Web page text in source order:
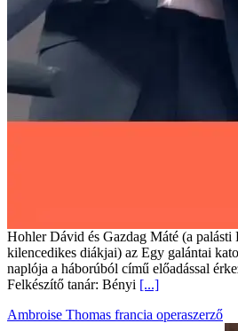
Hohler Dávid és Gazdag Máté (a
kilencedikes diákjai) az Egy galántai
naplója a háborúból című előadással
Felkészítő tanár: Bényi [...]
Ambroise Thomas francia operaszerző